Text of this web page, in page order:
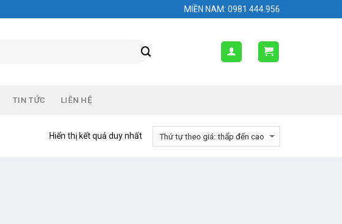
MIỀN NAM: 0981.444.956
TIN TỨC LIÊN HỆ
Hiển thị kết quả duy nhất